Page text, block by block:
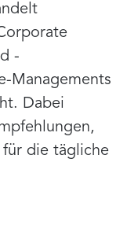
-
Managements
Dabei
die tägliche